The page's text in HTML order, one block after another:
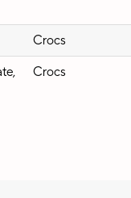
Crocs
Crocs